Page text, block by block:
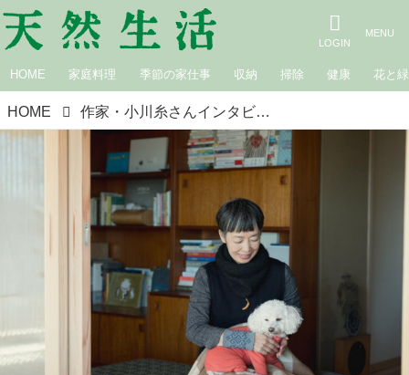
HOME 家庭料理 季節の家仕事 収納 掃除 健康 花と緑
HOME 作家・小川糸さんインタビュー、最新作『小鳥とリムジン』に込めた想い「“親ガチャ”や苦難があっても、何度でもやり直せる力を人間は持っているはず」